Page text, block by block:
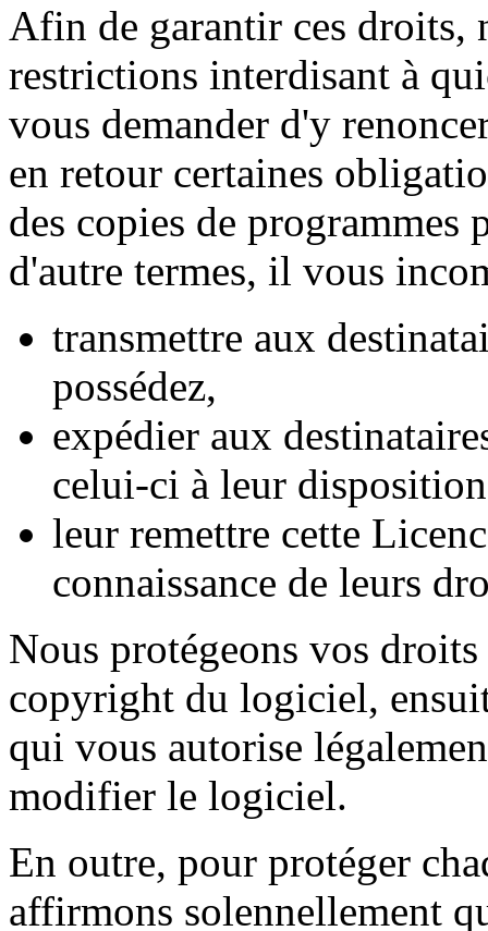
Afin de garantir ces droits,
restrictions interdisant à
vous demander d'y
en retour certaines
des copies de programmes
d'autre termes, il vous
transmettre aux
possédez,
expédier aux
celui-ci à leur
leur remettre cette
connaissance de leurs
Nous protégeons vos
copyright du logiciel,
qui vous autorise
modifier le logiciel.
En outre, pour protéger
affirmons solennellement